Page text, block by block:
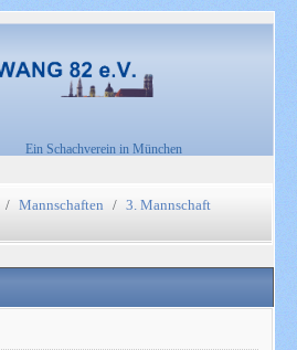
Ein Schachverein in München
Mannschaften
3. Mannschaft